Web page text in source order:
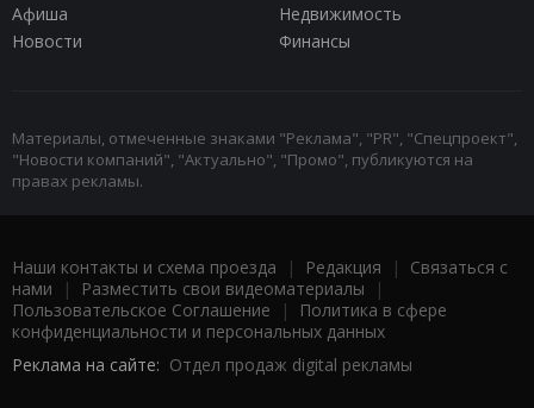
Афиша
Недвижимость
Новости
Финансы
Материалы, отмеченные знаками "Реклама", "PR", "Спецпроект",
"Новости компаний", "Актуально", "Промо", публикуются на
правах рекламы.
Наши контакты и схема проезда | Редакция | Связаться с
нами | Разместить свои видеоматериалы |
Пользовательское Соглашение |
Политика в сфере
конфиденциальности и персональных данных
Реклама на сайте: Отдел продаж digital рекламы